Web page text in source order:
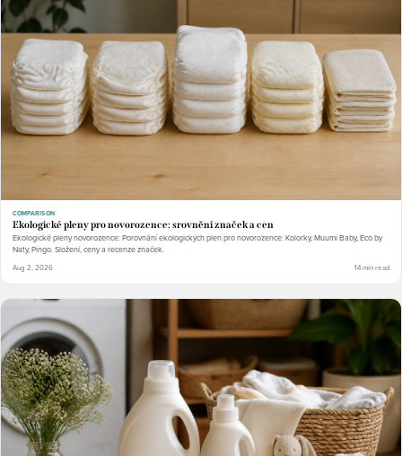
COMPARISON
Ekologické pleny pro novorozence: srovnění značek a cen
Ekologické pleny novorozence: Porovnání ekologických plen pro novorozence: Kolorky, Muumi Baby, Eco by
Naty, Pingo. Složení, ceny a recenze značek.
Aug 2, 2026 14 min read